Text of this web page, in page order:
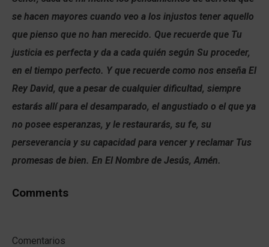
se hacen mayores cuando veo a los injustos tener aquello
que pienso que no han merecido. Que recuerde que Tu
justicia es perfecta y da a cada quién según Su proceder,
en el tiempo perfecto. Y que recuerde como nos enseña El
Rey David, que a pesar de cualquier dificultad, siempre
estarás allí para el desamparado, el angustiado o el que ya
no posee esperanzas, y le restaurarás, su fe, su
perseverancia y su capacidad para vencer y reclamar Tus
promesas de bien. En El Nombre de Jesús, Amén.
Comments
Comentarios